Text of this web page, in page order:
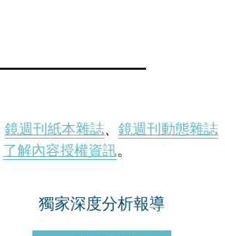
鏡週刊紙本雜誌、 鏡週刊動態雜誌
了解內容授權資訊。
獨家深度分析報導